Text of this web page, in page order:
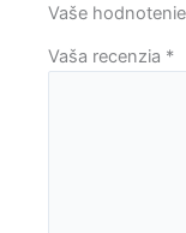
Vaše hodnotenie
Vaša recenzia *